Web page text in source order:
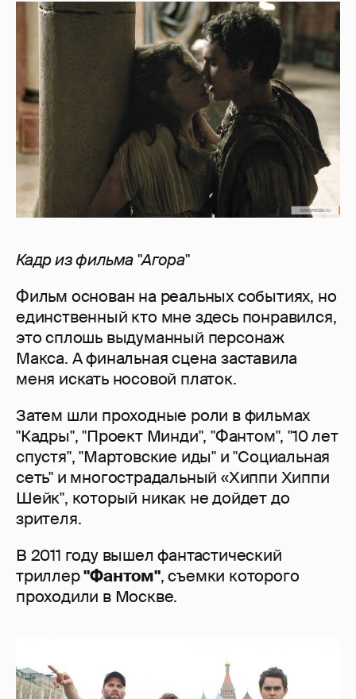
Кадр из фильма "Агора"
Фильм основан на реальных событиях, но
единственный кто мне здесь понравился,
это сплошь выдуманный персонаж
Макса. А финальная сцена заставила
меня искать носовой платок.
Затем шли проходные роли в фильмах
"Кадры", "Проект Минди", "Фантом", "10 лет
спустя", "Мартовские иды" и "Социальная
сеть" и многострадальный «Хиппи Хиппи
Шейк", который никак не дойдет до
зрителя.
В 2011 году вышел фантастический
триллер"Фантом", съемки которого
проходили в Москве.